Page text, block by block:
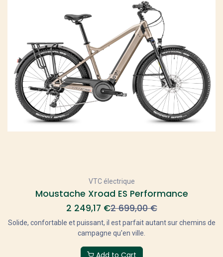
VTC électrique
Moustache Xroad ES Performance
2 249,17 €2 699,00€
Solide, confortable et puissant, il est parfait autant sur chemins de
campagne qu'en ville.
Add to Cart